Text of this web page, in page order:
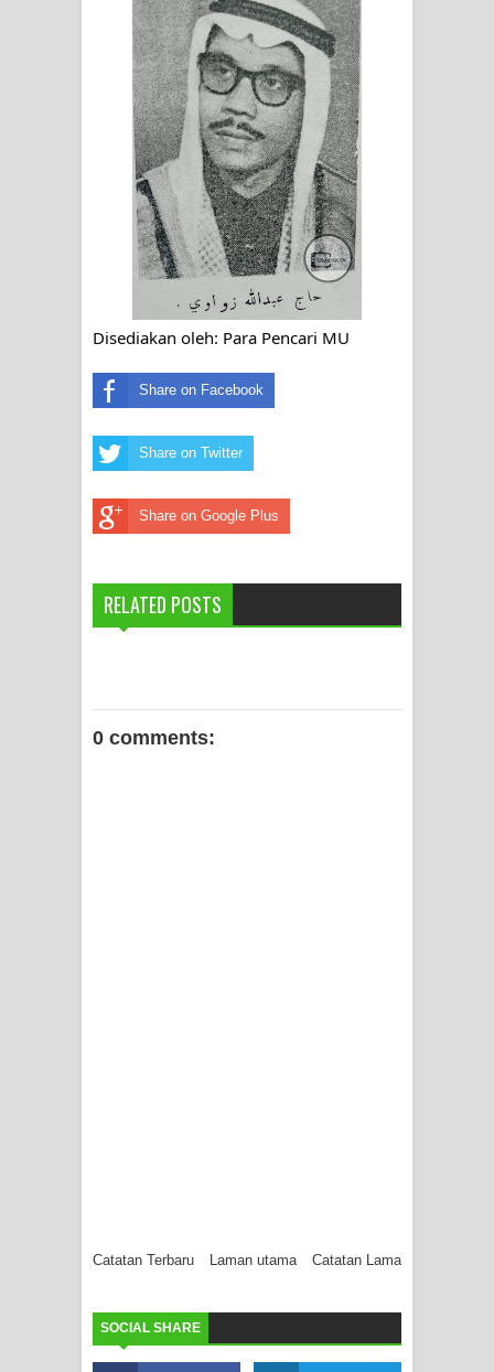
Disediakan oleh: Para Pencari MU
Share on Facebook
Share on Twitter
Share on Google Plus
RELATED POSTS
0 comments:
Catatan Terbaru Catatan Lama
Laman utama
SOCIAL SHARE